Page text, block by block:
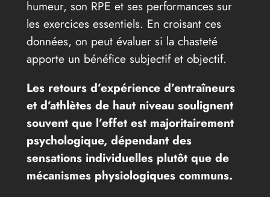
humeur, son RPE et ses performances sur
les exercices essentiels. En croisant ces
données, on peut évaluer si la chasteté
apporte un bénéfice subjectif et objectif.
Les retours d’expérience d’entraîneurs
et d’athlètes de haut niveau soulignent
souvent que l’effet est majoritairement
psychologique, dépendant des
sensations individuelles plutôt que de
mécanismes physiologiques communs.